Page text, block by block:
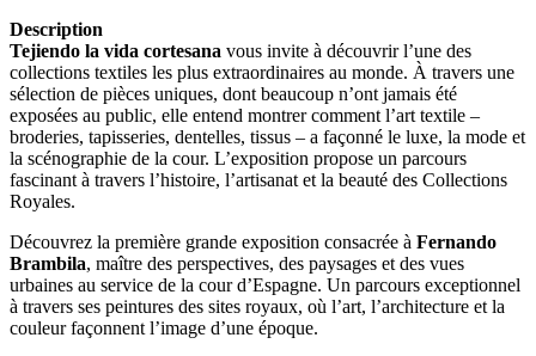
Description
Tejiendo la vida cortesana vous invite à découvrir l’une des
collections textiles les plus extraordinaires au monde. À travers une
sélection de pièces uniques, dont beaucoup n’ont jamais été
exposées au public, elle entend montrer comment l’art textile –
broderies, tapisseries, dentelles, tissus – a façonné le luxe, la mode et
la scénographie de la cour. L’exposition propose un parcours
fascinant à travers l’histoire, l’artisanat et la beauté des Collections
Royales.
Découvrez la première grande exposition consacrée à Fernando
Brambila, maître des perspectives, des paysages et des vues
urbaines au service de la cour d’Espagne. Un parcours exceptionnel
à travers ses peintures des sites royaux, où l’art, l’architecture et la
couleur façonnent l’image d’une époque.